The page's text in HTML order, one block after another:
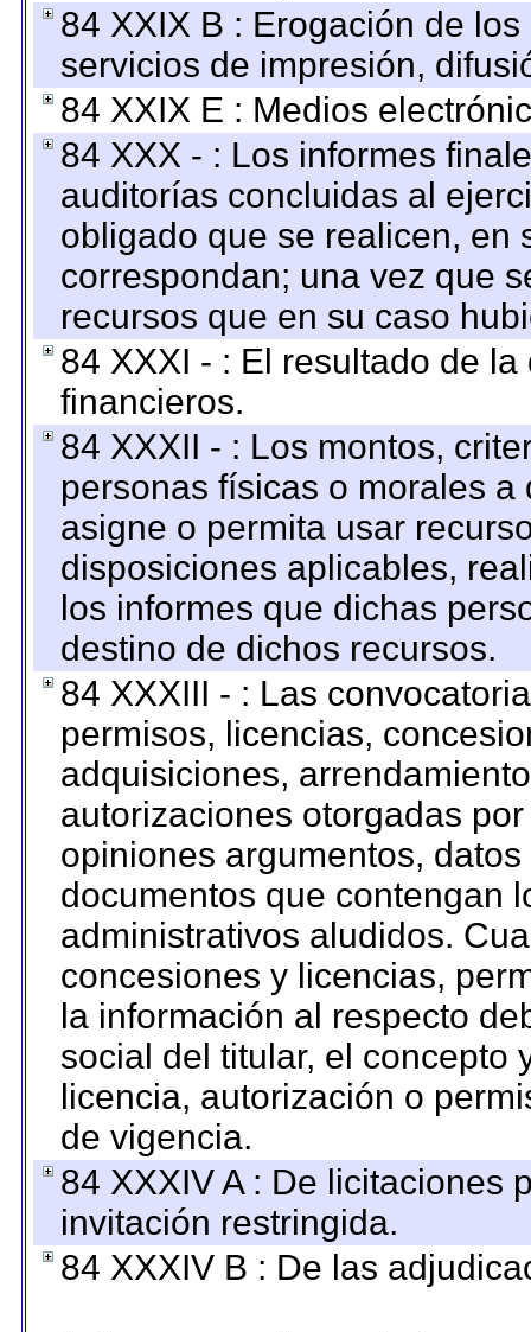
84 XXIX B : Erogación de
servicios de impresión,
84 XXIX E : Medios
84 XXX - : Los informes
auditorías concluidas al
obligado que se realicen, en
correspondan; una vez que
recursos que en su caso
84 XXXI - : El resultado de
financieros.
84 XXXII - : Los montos,
personas físicas o morales
asigne o permita usar
disposiciones aplicables,
los informes que dichas
destino de dichos recursos.
84 XXXIII - : Las
permisos, licencias,
adquisiciones,
autorizaciones otorgadas
opiniones argumentos,
documentos que contengan
administrativos aludidos.
concesiones y licencias,
la información al respecto
social del titular, el concepto
licencia, autorización o
de vigencia.
84 XXXIV A : De licitaciones
invitación restringida.
84 XXXIV B : De las